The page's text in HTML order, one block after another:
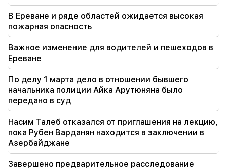
Собрании им это не удается. Эдгар Казарян
В Ереване и ряде областей ожидается высокая
пожарная опасность
Важное изменение для водителей и пешеходов в
Ереване
По делу 1 марта дело в отношении бывшего
начальника полиции Айка Арутюняна было
передано в суд
Насим Талеб отказался от приглашения на лекцию,
пока Рубен Варданян находится в заключении в
Азербайджане
Завершено предварительное расследование